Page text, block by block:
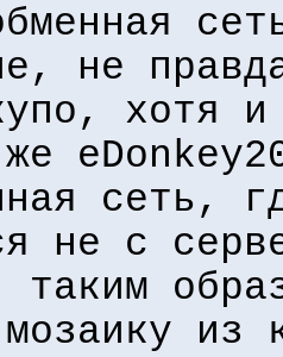
не
хотя
сеть,
не с
таким
из